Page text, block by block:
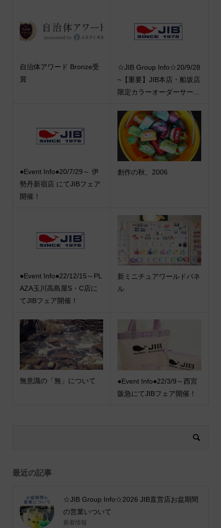
自治体アワード Bronze受
賞
☆JIB Group Info☆20/9/28
~【重要】JIB本店・船坂店
限定カラーオーダーサー...
●Event Info●20/7/29～ 伊
勢丹新宿店 にてJIBフェア
開催！
創作の秋、2006
●Event Info●22/12/15～PL
AZA玉川高島屋S・C店に
てJIBフェア開催！
新ミニチュアワールドパネ
ル
無意識の「無」について
●Event Info●22/3/9～西宮
阪急にてJIBフェア開催！
最近の記事
☆JIB Group Info☆2026 JIB直営店お盆期間
の営業いついて
新着情報